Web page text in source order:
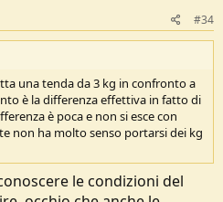
#34
una tenda da 3 kg in confronto a
è la differenza effettiva in fatto di
è poca e non si esce con
non ha molto senso portarsi dei kg
le condizioni del